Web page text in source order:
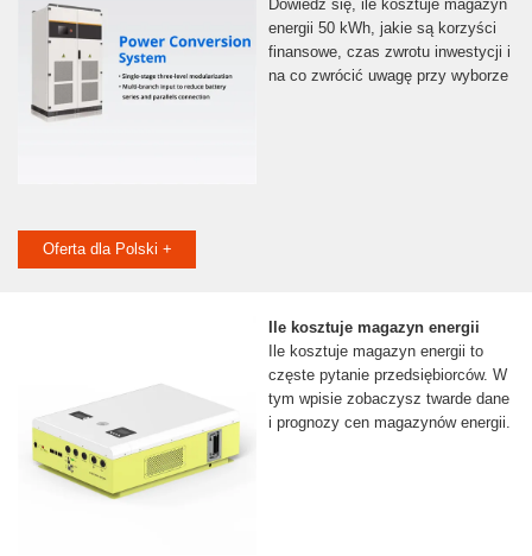
Dowiedz się, ile kosztuje magazyn
energii 50 kWh, jakie są korzyści
finansowe, czas zwrotu inwestycji i
na co zwrócić uwagę przy wyborze
Oferta dla Polski +
Ile kosztuje magazyn energii
Ile kosztuje magazyn energii to
częste pytanie przedsiębiorców. W
tym wpisie zobaczysz twarde dane
i prognozy cen magazynów energii.